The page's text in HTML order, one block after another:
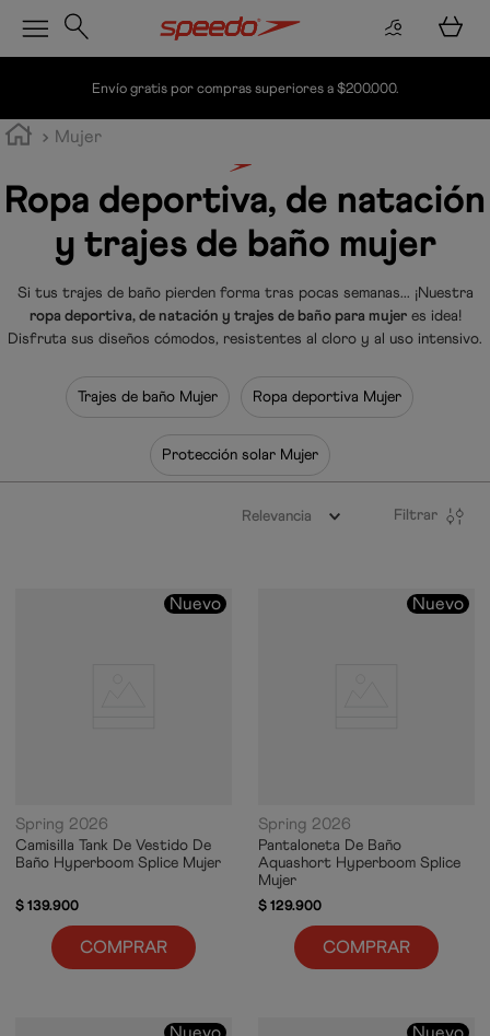
Envío gratis por compras superiores a $200.000.
Mujer
Ropa deportiva, de natación
y trajes de baño mujer
Si tus trajes de baño pierden forma tras pocas semanas... ¡Nuestra
ropa deportiva, de natación y trajes de baño para mujeres idea!
Disfruta sus diseños cómodos, resistentes al cloro y al uso intensivo.
Trajes de baño Mujer Ropa deportiva Mujer
Protección solar Mujer
Relevancia Filtrar
Nuevo
Spring 2026
Camisilla Tank De Vestido De
Baño Hyperboom Splice Mujer
$139.900
COMPRAR
Nuevo
Spring 2026
Pantaloneta De Baño
Aquashort Hyperboom Splice
Mujer
$129.900
COMPRAR